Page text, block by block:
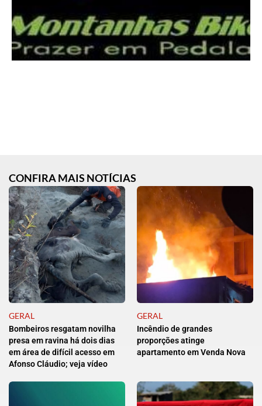
CONFIRA MAIS NOTÍCIAS
GERAL
Bombeiros resgatam novilha
presa em ravina há dois dias
em área de difícil acesso em
Afonso Cláudio; veja vídeo
GERAL
Incêndio de grandes
proporções atinge
apartamento em Venda Nova